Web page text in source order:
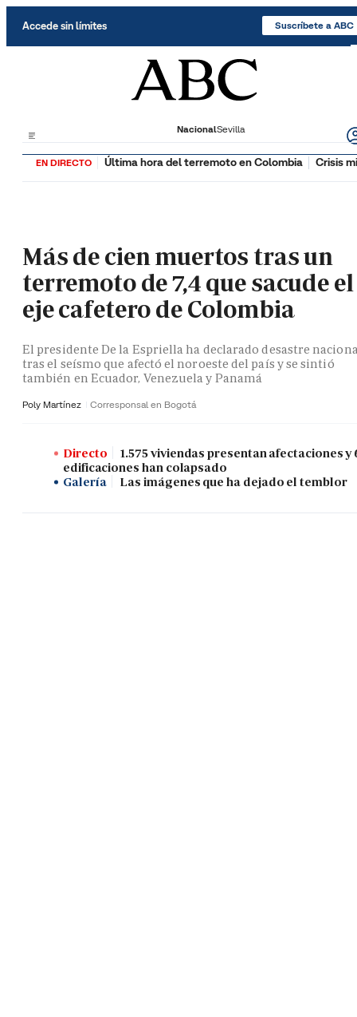
Accede sin límites Suscríbete a ABC
NacionalSevilla
EN DIRECTO Última hora del terremoto en Colombia Crisis
Más de cien muertos tras un
terremoto de 7,4 que sacude el
eje cafetero de Colombia
El presidente De la Espriella ha declarado desastre
tras el seísmo que afectó el noroeste del país y se sintió
también en Ecuador, Venezuela y Panamá
Poly Martínez Corresponsal en Bogotá
Directo
1.575 viviendas presentan afectaciones y
edificaciones han colapsado
Galería
Las imágenes que ha dejado el temblor